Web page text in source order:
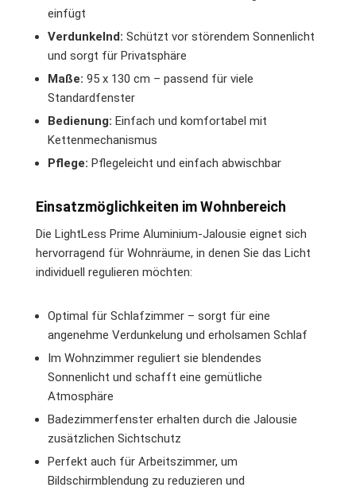
einfügt
Verdunkelnd: Schützt vor störendem Sonnenlicht
und sorgt für Privatsphäre
Maße: 95 x 130 cm – passend für viele
Standardfenster
Bedienung: Einfach und komfortabel mit
Kettenmechanismus
Pflege: Pflegeleicht und einfach abwischbar
Einsatzmöglichkeiten im Wohnbereich
Die LightLess Prime Aluminium-Jalousie eignet sich
hervorragend für Wohnräume, in denen Sie das Licht
individuell regulieren möchten:
Optimal für Schlafzimmer – sorgt für eine
angenehme Verdunkelung und erholsamen Schlaf
Im Wohnzimmer reguliert sie blendendes
Sonnenlicht und schafft eine gemütliche
Atmosphäre
Badezimmerfenster erhalten durch die Jalousie
zusätzlichen Sichtschutz
Perfekt auch für Arbeitszimmer, um
Bildschirmblendung zu reduzieren und